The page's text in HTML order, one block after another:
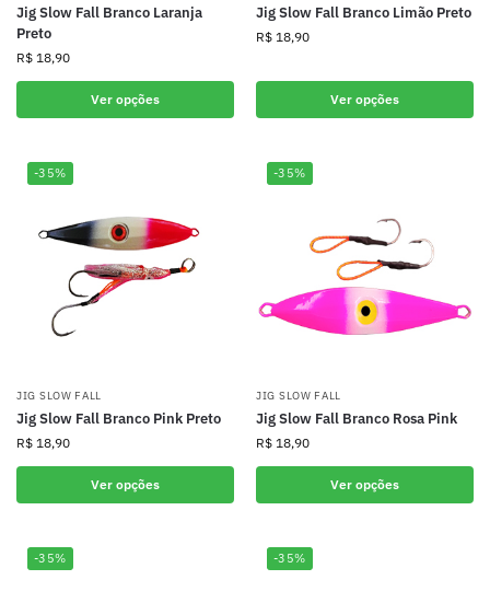
Jig Slow Fall Branco Laranja
Preto
R$ 18,90
Ver opções
Jig Slow Fall Branco Limão Preto
R$ 18,90
Ver opções
-35%
JIG SLOW FALL
Jig Slow Fall Branco Pink Preto
R$ 18,90
Ver opções
-35%
JIG SLOW FALL
Jig Slow Fall Branco Rosa Pink
R$ 18,90
Ver opções
-35% -35%